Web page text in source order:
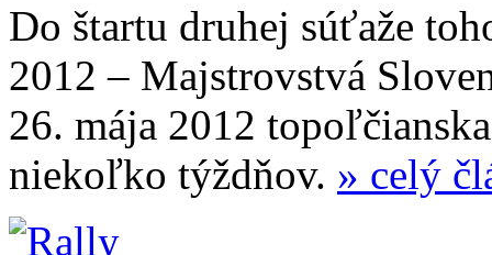
Do štartu druhej súťaže
2012 – Majstrovstvá
26. mája 2012
niekoľko týždňov. » celý